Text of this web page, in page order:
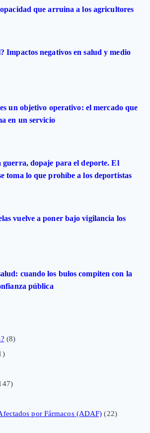
que arruina a los agricultores
Impactos negativos en salud y medio
un objetivo operativo: el mercado que
en un servicio
guerra, dopaje para el deporte. El
toma lo que prohíbe a los deportistas
vuelve a poner bajo vigilancia los
cuando los bulos compiten con la
pública
(8)
por Fármacos (ADAF) (22)